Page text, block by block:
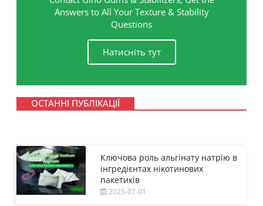
Answers to All Your Texture & Stability
Questions
Натисніть тут
ОСТАННІ ПУБЛІКАЦІЇ
Ключова роль альгінату натрію в
інгредієнтах нікотинових
пакетиків
2025-07-01